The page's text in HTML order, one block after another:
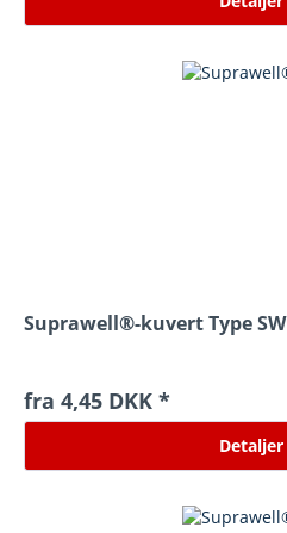
Suprawell®-kuvert Type
fra 4,45 DKK *
Detaljer